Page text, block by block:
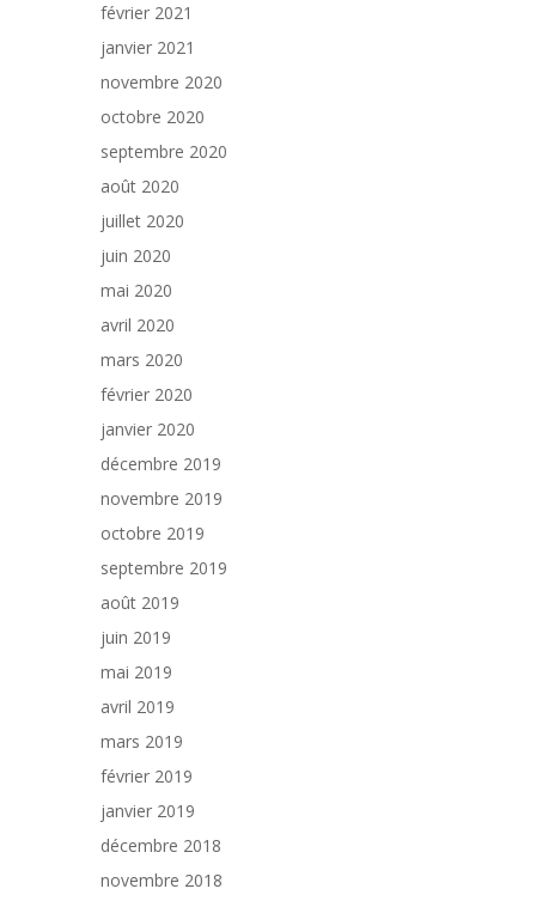
février 2021
janvier 2021
novembre 2020
octobre 2020
septembre 2020
août 2020
juillet 2020
juin 2020
mai 2020
avril 2020
mars 2020
février 2020
janvier 2020
décembre 2019
novembre 2019
octobre 2019
septembre 2019
août 2019
juin 2019
mai 2019
avril 2019
mars 2019
février 2019
janvier 2019
décembre 2018
novembre 2018